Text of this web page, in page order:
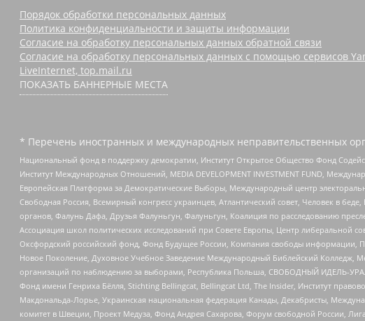
Порядок обработки персональных данных
Политика конфиденциальности и защиты информации
Согласие на обработку персональных данных обратной связи
Согласие на обработку персональных данных с помощью сервисов
LiveInternet, top.mail.ru
ПОКАЗАТЬ БАННЕРНЫЕ МЕСТА
* Перечень иностранных и международных неправительственных
Национальный фонд в поддержку демократии, Институт Открытое Общество Фонд
Институт Международных Отношений, MEDIA DEVELOPMENT INVESTMENT FUND,
Европейская Платформа за Демократические Выборы, Международный центр
Свободная Россия, Всемирный конгресс украинцев, Атлантический совет, Человек в
органов, Фалунь Дафа, Друзья Фалуньгун, Фалуньгун, Коалиция по расследованию
Ассоциация школ политических исследований при Совете Европы, Центр либеральной
Оксфордский российский фонд, Фонд Будущее России, Компания свободы информации,
Новое Поколение, Духовное Учебное Заведение Международный Библейский Колледж,
организаций по наблюдению за выборами, Республика Польша, СВОБОДНЫЙ ИДЕЛЬ-
Фонд имени Генриха Бёлля, Stichting Bellingcat, Bellingcat Ltd, The Insider, Институт
Макдональда-Лорье, Украинская национальная федерация Канады, Декабристы,
комитет в Швеции, Проект Медуза, Фонд Андрея Сахарова, Форум свободной России,